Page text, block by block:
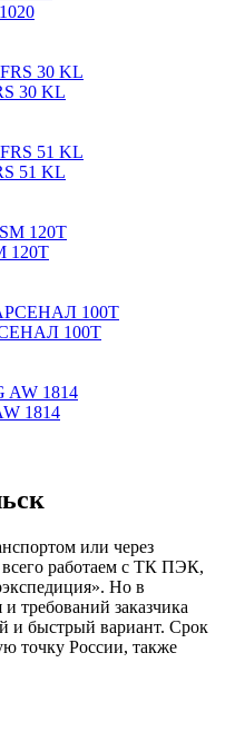
30 KL
51 KL
120T
100Т
1814
или через
работаем с ТК ПЭК,
Но в
требований заказчика
и быстрый вариант. Срок
точку России, также